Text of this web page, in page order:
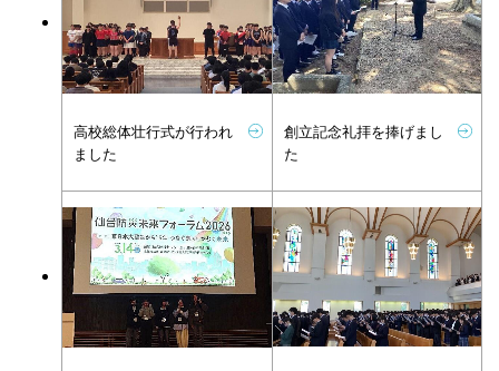
高校総体壮行式が行われ
ました
創立記念礼拝を捧げまし
た